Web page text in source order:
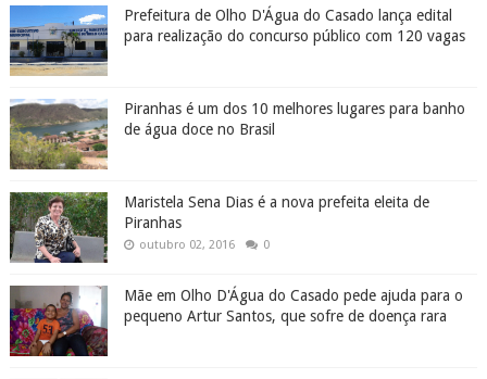
Prefeitura de Olho D'Água do Casado lança edital
para realização do concurso público com 120 vagas
Piranhas é um dos 10 melhores lugares para banho
de água doce no Brasil
Maristela Sena Dias é a nova prefeita eleita de
Piranhas
outubro 02, 2016 0
Mãe em Olho D'Água do Casado pede ajuda para o
pequeno Artur Santos, que sofre de doença rara